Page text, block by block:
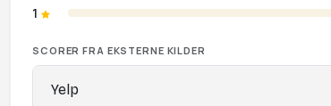
1
SCORER FRA EKSTERNE KILDER
Yelp